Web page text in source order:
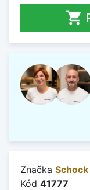

Značka Schock
Kód 41777